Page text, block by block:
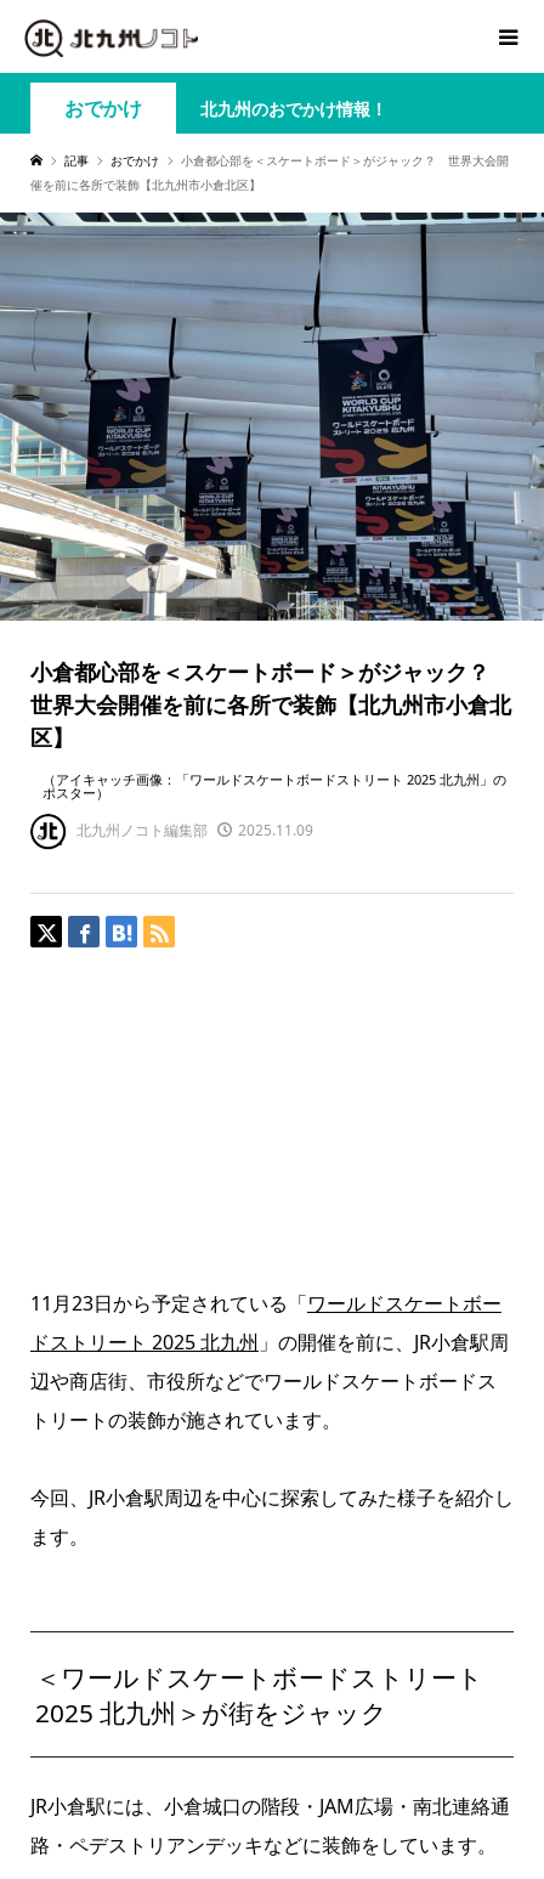
おでかけ 北九州のおでかけ情報！
記事 おでかけ
小倉都心部を＜スケートボード＞がジャック？ 世界大会開
催を前に各所で装飾【北九州市小倉北区】
小倉都心部を＜スケートボード＞がジャック？
世界大会開催を前に各所で装飾【北九州市小倉北
区】
（アイキャッチ画像：「ワールドスケートボードストリート 2025 北九州」の
ポスター）
北九州ノコト編集部 2025.11.09
11月23日から予定されている「ワールドスケートボー
ドストリート 2025 北九州 」の開催を前に、JR小倉駅周
辺や商店街、市役所などでワールドスケートボードス
トリートの装飾が施されています。
今回、JR小倉駅周辺を中心に探索してみた様子を紹介し
ます。
＜ワールドスケートボードストリート
2025 北九州＞が街をジャック
JR小倉駅には、小倉城口の階段・JAM広場・南北連絡通
路・ペデストリアンデッキなどに装飾をしています。